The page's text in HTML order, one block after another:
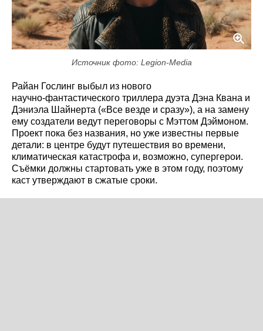
Источник фото: Legion-Media
Райан Гослинг выбыл из нового
научно‑фантастического триллера дуэта Дэна Квана и
Дэниэла Шайнерта («Все везде и сразу»), а на замену
ему создатели ведут переговоры с Мэттом Дэймоном.
Проект пока без названия, но уже известны первые
детали: в центре будут путешествия во времени,
климатическая катастрофа и, возможно, супергерои.
Съёмки должны стартовать уже в этом году, поэтому
каст утверждают в сжатые сроки.